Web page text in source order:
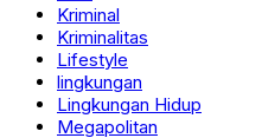
Kriminal
Kriminalitas
Lifestyle
lingkungan
Lingkungan Hidup
Megapolitan